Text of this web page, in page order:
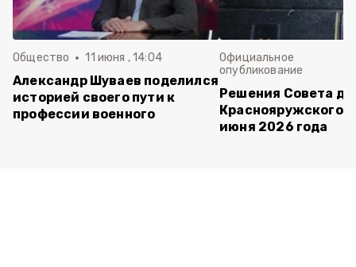
Общество 11 июня , 14:04
Александр Шуваев поделился
историей своего пути к
профессии военного
Официальное
опубликование
Решения Совета
Краснояружского
июня 2026 года